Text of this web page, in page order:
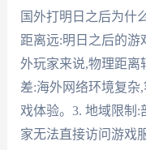
国外打明日之后为什
距离远:明日之后的游
外玩家来说,物理距离
差:海外网络环境复杂
戏体验。3. 地域限制
家无法直接访问游戏